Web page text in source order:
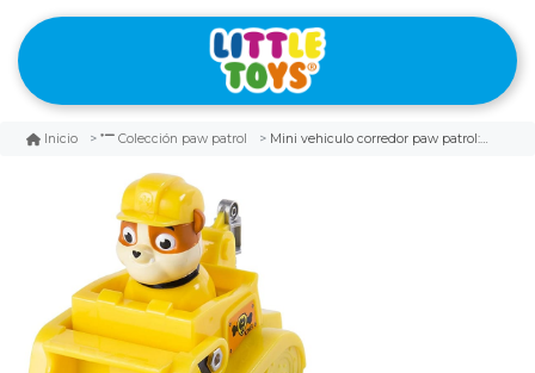
Inicio Colección paw patrol Mini vehiculo corredor paw patrol: rubble